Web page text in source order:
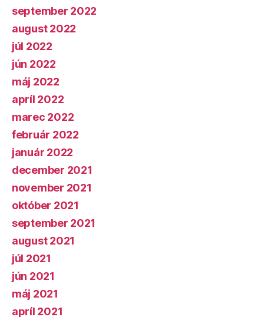
september 2022
august 2022
júl 2022
jún 2022
máj 2022
apríl 2022
marec 2022
február 2022
január 2022
december 2021
november 2021
október 2021
september 2021
august 2021
júl 2021
jún 2021
máj 2021
apríl 2021